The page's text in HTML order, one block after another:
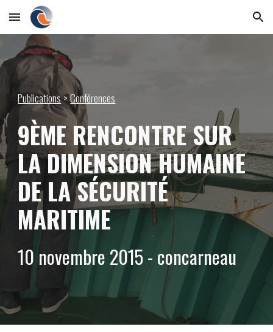
Skip to main content Skip to navigation
Publications > Conférences
9ÈME RENCONTRE SUR
LA DIMENSION HUMAINE
DE LA SÉCURITÉ
MARITIME
10 novembre 2015 - concarneau